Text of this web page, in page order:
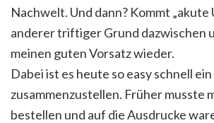
Nachwelt. Und dann? Kommt „akute
anderer triftiger Grund dazwischen
meinen guten Vorsatz wieder.
Dabei ist es heute so easy schnell
zusammenzustellen. Früher musste
bestellen und auf die Ausdrucke